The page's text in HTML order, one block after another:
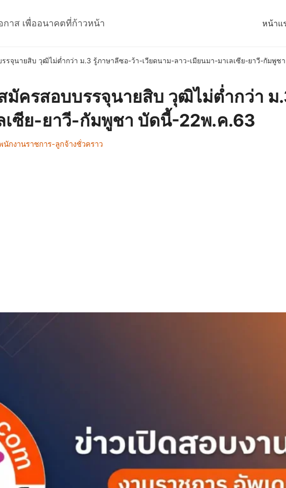
กาส เพื่ออนาคตที่ก้าวหน้า หน้าแ
รจุนายสิบ วุฒิไม่ต่ำกว่า ม.3 รู้ภาษาลีซอ-ว้า-เวียดนาม-ลาว-เมียนมา-มาเลเซีย-ยาวี-กัมพูช
ครสอบบรรจุนายสิบ วุฒิไม่ต่ำกว่า
เซีย-ยาวี-กัมพูชา บัดนี้-22พ.ค.63
นักงานราชการ-ลูกจ้างชั่วคราว